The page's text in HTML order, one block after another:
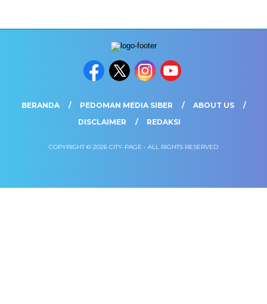
BERANDA PEDOMAN MEDIA SIBER
ABOUT US
DISCLAIMER
REDAKSI
COPYRIGHT © 2026 CITY-PAGE - ALL RIGHTS RESERVED